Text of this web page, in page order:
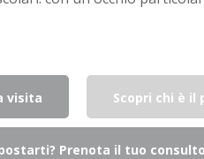
visita Scopri chi è il
Prenota il tuo
Avagnina una